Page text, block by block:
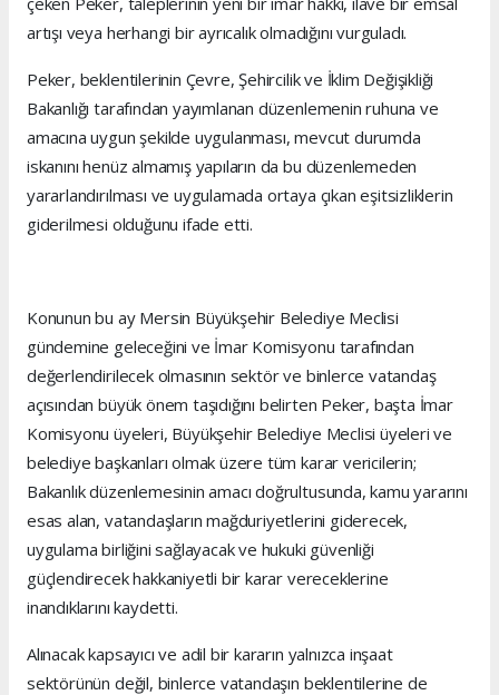
artışı veya herhangi bir ayrıcalık olmadığını vurguladı.
Peker, beklentilerinin Çevre, Şehircilik ve İklim Değişikliği
Bakanlığı tarafından yayımlanan düzenlemenin ruhuna ve
amacına uygun şekilde uygulanması, mevcut durumda
iskanını henüz almamış yapıların da bu düzenlemeden
yararlandırılması ve uygulamada ortaya çıkan eşitsizliklerin
giderilmesi olduğunu ifade etti.
Konunun bu ay Mersin Büyükşehir Belediye Meclisi
gündemine geleceğini ve İmar Komisyonu tarafından
değerlendirilecek olmasının sektör ve binlerce vatandaş
açısından büyük önem taşıdığını belirten Peker, başta İmar
Komisyonu üyeleri, Büyükşehir Belediye Meclisi üyeleri ve
belediye başkanları olmak üzere tüm karar vericilerin;
Bakanlık düzenlemesinin amacı doğrultusunda, kamu yararını
esas alan, vatandaşların mağduriyetlerini giderecek,
uygulama birliğini sağlayacak ve hukuki güvenliği
güçlendirecek hakkaniyetli bir karar vereceklerine
inandıklarını kaydetti.
Alınacak kapsayıcı ve adil bir kararın yalnızca inşaat
sektörünün değil, binlerce vatandaşın beklentilerine de